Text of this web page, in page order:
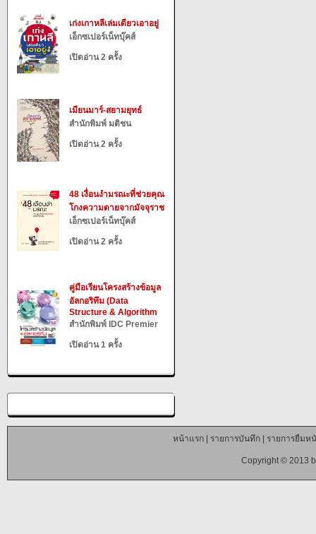
เก่งเกาหลีเล่มเดียวเอาอยู่
เอ็กซเปอร์เน็ทบุ๊คส์
เปิดอ่าน 2 ครั้ง
เมียนมาร์-สยามยุทธ์
สำนักพิมพ์ มติชน
เปิดอ่าน 2 ครั้ง
48 เงื่อนงำมรณะที่ช่วยคุณ
โกงความตายจากมัจจุราช
เอ็กซเปอร์เน็ทบุ๊คส์
เปิดอ่าน 2 ครั้ง
คู่มือเรียนโครงสร้างข้อมูล
อัลกอริทึม (Data
Structure & Algorithm
สำนักพิมพ์ IDC Premier
เปิดอ่าน 1 ครั้ง
หน้าแรก| รายการบันทึก| รายการยืมห
Copyright © 2013